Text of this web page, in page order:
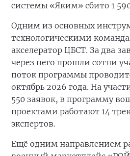
системы «Яким» сбито 1
Одним из основных
технологическими
акселератор ЦБСТ. За два
через него прошли сотни
поток программы
октябрь 2026 года. На
550 заявок, в программу
проектами работают 14
экспертов.
Ещё одним направлением